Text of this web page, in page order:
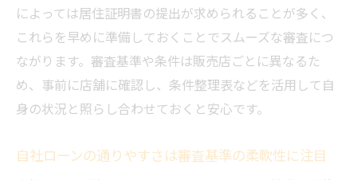
によっては居住証明書の提出が求められることが多く、
これらを早めに準備しておくことでスムーズな審査につ
ながります。審査基準や条件は販売店ごとに異なるた
め、事前に店舗に確認し、条件整理表などを活用して自
身の状況と照らし合わせておくと安心です。
自社ローンの通りやすさは審査基準の柔軟性に注目